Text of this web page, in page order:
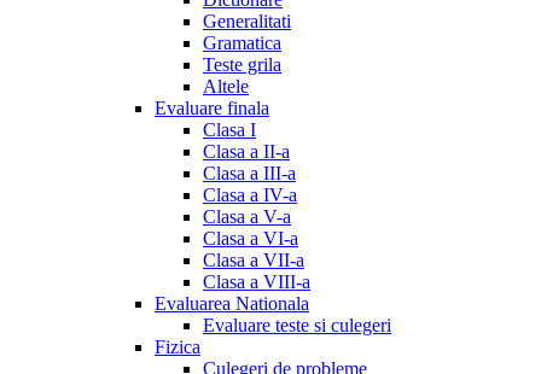
Generalitati
Gramatica
Teste grila
Altele
Evaluare finala
Clasa I
Clasa a II-a
Clasa a III-a
Clasa a IV-a
Clasa a V-a
Clasa a VI-a
Clasa a VII-a
Clasa a VIII-a
Evaluarea Nationala
Evaluare teste si culegeri
Fizica
Culegeri de probleme